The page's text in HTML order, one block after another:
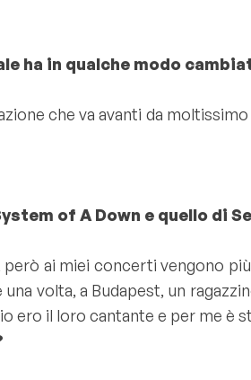
ha in qualche modo
che va avanti da
of A Down e quello di
ai miei concerti vengono
una volta, a Budapest, un
il loro cantante e per me è